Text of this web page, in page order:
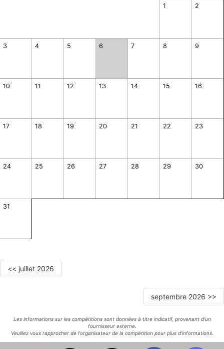
1 2
3 4 5 6 7 8 9
10 11 12 13 14 15 16
17 18 19 20 21 22 23
24 25 26 27 28 29 30
31
<< juillet 2026
septembre 2026 >>
Les informations sur les compétitions sont données à titre indicatif, provenant d'un
fournisseur externe.
Veuillez vous rapprocher de l'organisateur de la compétition pour plus d'informations.